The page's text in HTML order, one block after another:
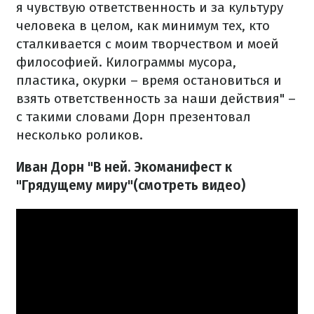
я чувствую ответственность и за культуру
человека в целом, как минимум тех, кто
сталкивается с моим творчеством и моей
философией. Килограммы мусора,
пластика, окурки – время остановиться и
взять ответственность за наши действия" –
с такими словами Дорн презентовал
несколько роликов.
Иван Дорн "В ней. Экоманифест к
"Грядущему миру"(смотреть видео)